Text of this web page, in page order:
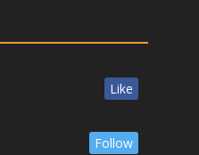
Like
Follow